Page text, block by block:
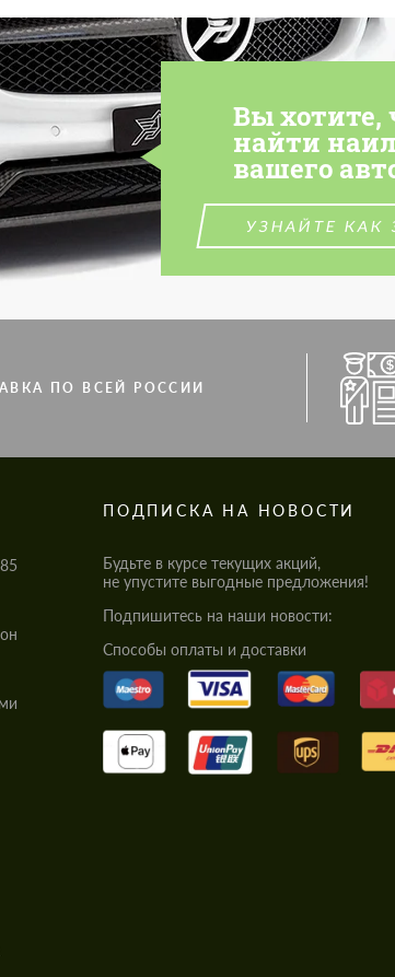
Вы
найти
вашего
УЗНАЙТЕ КАК
ПО ВСЕЙ РОССИИ
ПОДПИСКА НА НОВОСТИ
Будьте в курсе текущих акций,
не упустите выгодные предложения!
Подпишитесь на наши новости:
Cпособы оплаты и доставки